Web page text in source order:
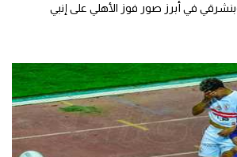
في أبرز صور فوز الأهلي على إنبي